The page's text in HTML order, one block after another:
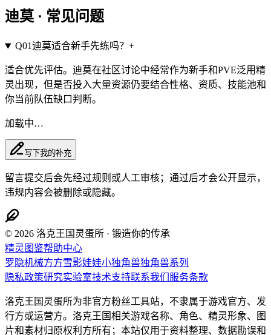
迪莫· 常见问题
Q01迪莫适合新手先练吗？ +
适合优先评估。迪莫在社区讨论中经常作为新手和PVE泛用精
灵出现，但是否投入大量资源仍要结合性格、资质、技能池和
你当前队伍缺口判断。
加载中…
写下我的补充
留言提交后会先经过规则或人工审核；通过后才会公开显示，
违规内容会被删除或隐藏。
© 2026 洛克王国灵蛋所 · 锻造你的传承
精灵图鉴帮助中心
罗隐机械方方雪影娃娃小独角兽独角兽系列
隐私政策研究实验室技术支持联系我们 服务条款
洛克王国灵蛋所为非官方粉丝工具站，不隶属于游戏官方、发
行方或运营方。洛克王国相关游戏名称、角色、精灵形象、图
片和素材归原权利方所有；本站仅用于资料整理、数据勘误和